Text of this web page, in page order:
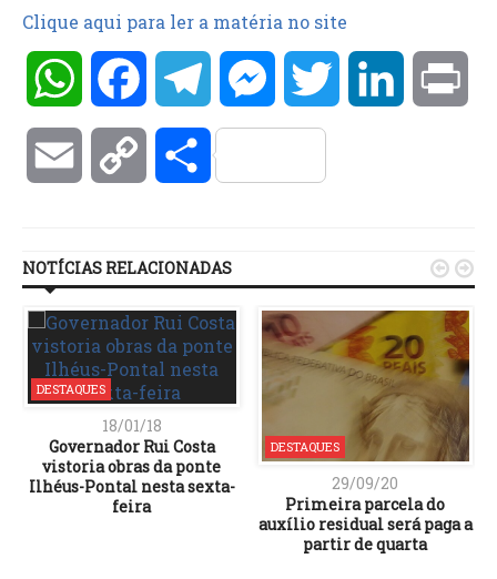
Clique aqui para ler a matéria no site
WhatsAppFacebookTelegramMessengerTwitter LinkedIn
Email Copy Compartilhar
NOTÍCIAS RELACIONADAS
DESTAQUES
18/01/18
Governador Rui Costa
vistoria obras da ponte
Ilhéus-Pontal nesta sexta-
feira
DESTAQUES
29/09/20
Primeira parcela do
auxílio residual será paga a
partir de quarta
 